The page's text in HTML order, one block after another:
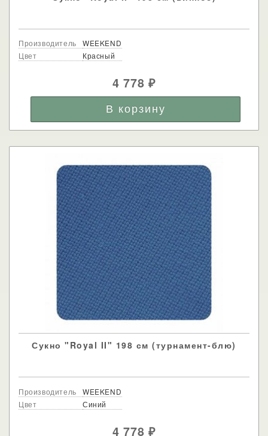
Производитель
WEEKEND
Цвет
Красный
4 778₽
Сукно "Royal II" 198 см (турнамент-блю)
Производитель
WEEKEND
Цвет
Синий
4 778₽